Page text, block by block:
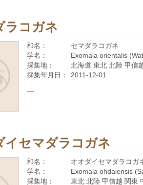
ラコガネ
和名：
セマダラコガネ
学名：
Exomala orientalis
採集地：
北海道 東北 北陸 甲信
採集年月日：
2011-12-01
—
イセマダラコガネ
和名：
オオダイセマダラコガ
学名：
Exomala ohdaiensis
採集地：
東北 北陸 甲信越 関東